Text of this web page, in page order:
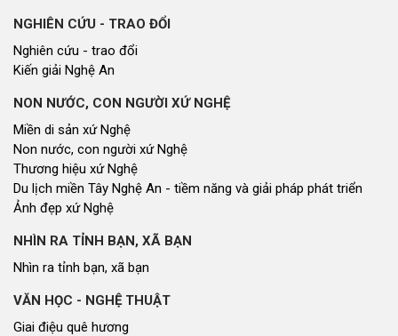
NGHIÊN CỨU - TRAO ĐỔI
Nghiên cứu - trao đổi
Kiến giải Nghệ An
NON NƯỚC, CON NGƯỜI XỨ NGHỆ
Miền di sản xứ Nghệ
Non nước, con người xứ Nghệ
Thương hiệu xứ Nghệ
Du lịch miền Tây Nghệ An - tiềm năng và giải pháp phát triển
Ảnh đẹp xứ Nghệ
NHÌN RA TỈNH BẠN, XÃ BẠN
Nhìn ra tỉnh bạn, xã bạn
VĂN HỌC - NGHỆ THUẬT
Giai điệu quê hương